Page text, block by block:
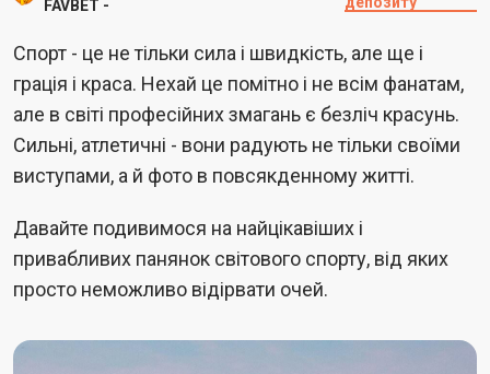
FAVBET -
​Спорт - це не тільки сила і швидкість, але ще і
грація і краса. Нехай це помітно і не всім фанатам,
але в світі професійних змагань є безліч красунь.
Сильні, атлетичні - вони радують не тільки своїми
виступами, а й фото в повсякденному житті.
Давайте подивимося на найцікавіших і
привабливих панянок світового спорту, від яких
просто неможливо відірвати очей.